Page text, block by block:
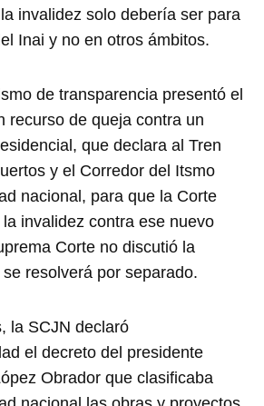
invalidez solo debería ser para
Inai y no en otros ámbitos.
de transparencia presentó el
recurso de queja contra un
que declara al Tren
y el Corredor del Itsmo
nacional, para que la Corte
invalidez contra ese nuevo
Corte no discutió la
resolverá por separado.
la SCJN declaró
el decreto del presidente
Obrador que clasificaba